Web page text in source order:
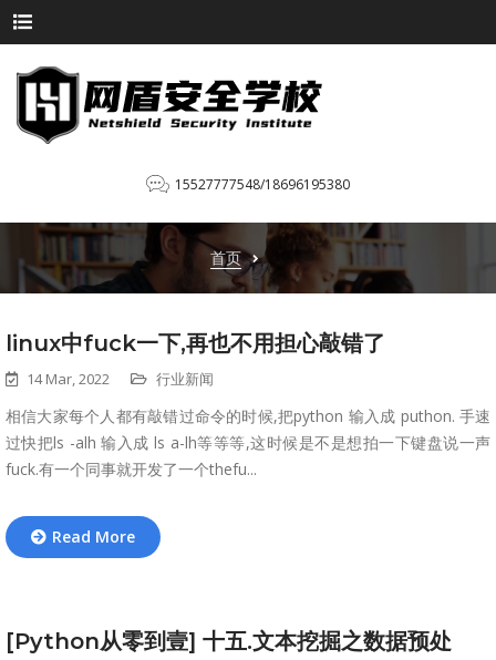
15527777548/18696195380
首页
linux中fuck一下,再也不用担心敲错了
14 Mar, 2022 行业新闻
相信大家每个人都有敲错过命令的时候,把python 输入成 puthon. 手速
过快把ls -alh 输入成 ls a-lh等等等,这时候是不是想拍一下键盘说一声
fuck.有一个同事就开发了一个thefu...
Read More
[Python从零到壹] 十五.文本挖掘之数据预处